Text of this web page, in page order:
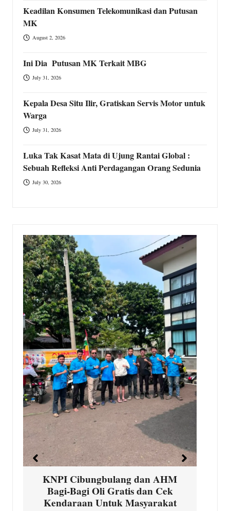
Keadilan Konsumen Telekomunikasi dan Putusan
MK
August 2, 2026
Ini Dia Putusan MK Terkait MBG
July 31, 2026
Kepala Desa Situ Ilir, Gratiskan Servis Motor untuk
Warga
July 31, 2026
Luka Tak Kasat Mata di Ujung Rantai Global :
Sebuah Refleksi Anti Perdagangan Orang Sedunia
July 30, 2026
dan AHM
dan Cek
Keadilan Konsumen
Telekomunikasi dan Putusan
August 2, 2026 No Comments
Di era digital yang menempatkan
sebagai kebutuhan primer—bahkan
dengan pangan dan energi—relasi
Baca yuk!